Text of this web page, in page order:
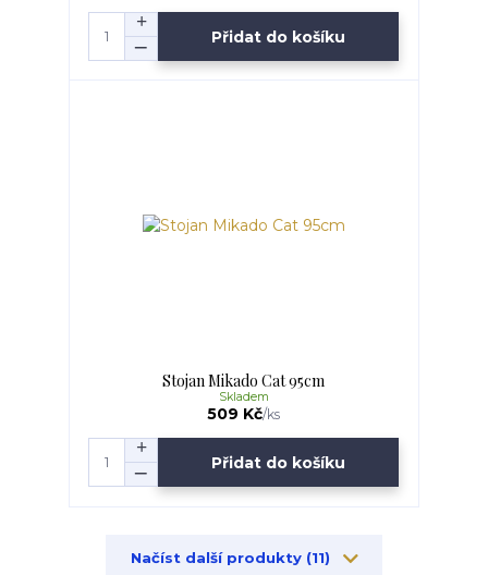
Přidat do košíku
Stojan Mikado Cat 95cm
509 Kč/ks
Skladem
Přidat do košíku
Načíst další produkty (11)